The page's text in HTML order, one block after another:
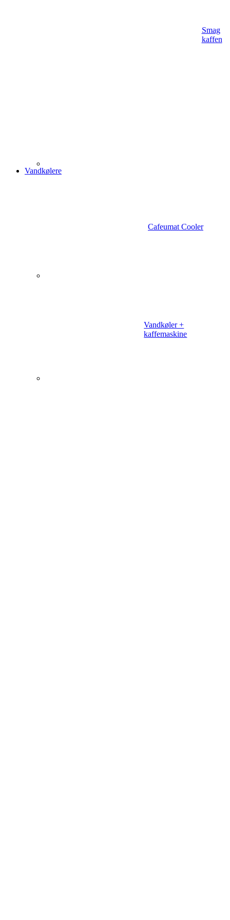
Smag
kaffen
Vandkølere
Cafeumat Cooler
Vandkøler +
kaffemaskine